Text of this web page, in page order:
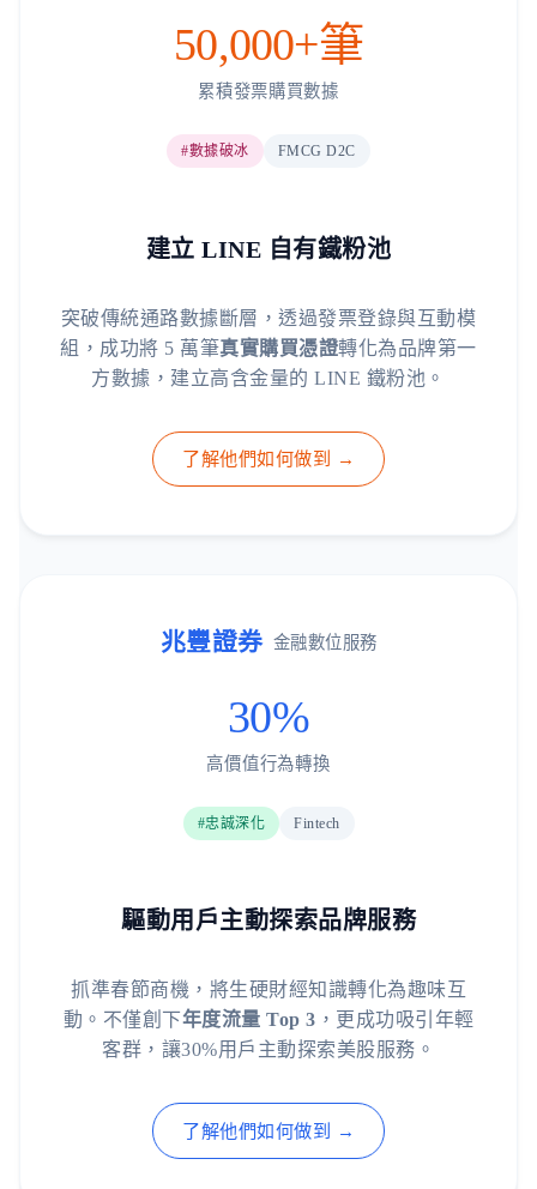
50,000+筆
累積發票購買數據
#數據破冰 FMCG D2C
建立 LINE 自有鐵粉池
突破傳統通路數據斷層，透過發票登錄與互動模
組，成功將 5 萬筆真實購買憑證轉化為品牌第一
方數據，建立高含金量的 LINE 鐵粉池。
了解他們如何做到 →
兆豐證券 金融數位服務
30%
高價值行為轉換
#忠誠深化 Fintech
驅動用戶主動探索品牌服務
抓準春節商機，將生硬財經知識轉化為趣味互
動。不僅創下年度流量 Top 3 ，更成功吸引年輕
客群，讓30%用戶主動探索美股服務。
了解他們如何做到 →